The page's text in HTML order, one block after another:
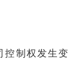
控制权发生变